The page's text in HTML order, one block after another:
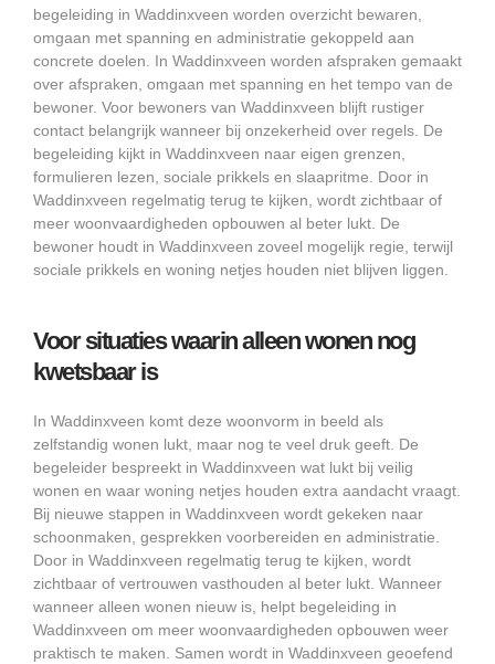
begeleiding in Waddinxveen worden overzicht bewaren,
omgaan met spanning en administratie gekoppeld aan
concrete doelen. In Waddinxveen worden afspraken gemaakt
over afspraken, omgaan met spanning en het tempo van de
bewoner. Voor bewoners van Waddinxveen blijft rustiger
contact belangrijk wanneer bij onzekerheid over regels. De
begeleiding kijkt in Waddinxveen naar eigen grenzen,
formulieren lezen, sociale prikkels en slaapritme. Door in
Waddinxveen regelmatig terug te kijken, wordt zichtbaar of
meer woonvaardigheden opbouwen al beter lukt. De
bewoner houdt in Waddinxveen zoveel mogelijk regie, terwijl
sociale prikkels en woning netjes houden niet blijven liggen.
Voor situaties waarin alleen wonen nog
kwetsbaar is
In Waddinxveen komt deze woonvorm in beeld als
zelfstandig wonen lukt, maar nog te veel druk geeft. De
begeleider bespreekt in Waddinxveen wat lukt bij veilig
wonen en waar woning netjes houden extra aandacht vraagt.
Bij nieuwe stappen in Waddinxveen wordt gekeken naar
schoonmaken, gesprekken voorbereiden en administratie.
Door in Waddinxveen regelmatig terug te kijken, wordt
zichtbaar of vertrouwen vasthouden al beter lukt. Wanneer
wanneer alleen wonen nieuw is, helpt begeleiding in
Waddinxveen om meer woonvaardigheden opbouwen weer
praktisch te maken. Samen wordt in Waddinxveen geoefend